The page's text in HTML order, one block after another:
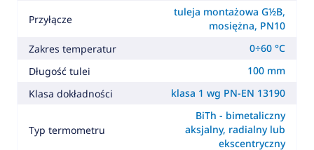
Przyłącze
tuleja montażowa G½B,
mosiężna, PN10
Zakres temperatur
0÷60 °C
Długość tulei
100 mm
Klasa dokładności
klasa 1 wg PN-EN 13190
Typ termometru
BiTh - bimetaliczny
aksjalny, radialny lub
ekscentryczny